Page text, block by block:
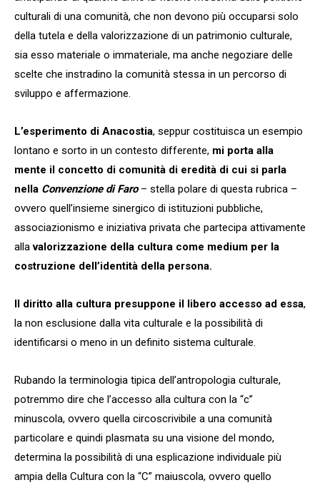
culturali di una comunità, che non devono più occuparsi solo
della tutela e della valorizzazione di un patrimonio culturale,
sia esso materiale o immateriale, ma anche negoziare delle
scelte che instradino la comunità stessa in un percorso di
sviluppo e affermazione.
L’esperimento di Anacostia, seppur costituisca un esempio
lontano e sorto in un contesto differente, mi porta alla
mente il concetto di comunità di eredità di cui si parla
nella Convenzione di Faro– stella polare di questa rubrica –
ovvero quell’insieme sinergico di istituzioni pubbliche,
associazionismo e iniziativa privata che partecipa attivamente
allavalorizzazione della cultura come medium per la
costruzione dell’identità della persona.
Il diritto alla cultura presuppone il libero accesso ad essa,
la non esclusione dalla vita culturale e la possibilità di
identificarsi o meno in un definito sistema culturale.
Rubando la terminologia tipica dell’antropologia culturale,
potremmo dire che l’accesso alla cultura con la “c”
minuscola, ovvero quella circoscrivibile a una comunità
particolare e quindi plasmata su una visione del mondo,
determina la possibilità di una esplicazione individuale più
ampia della Cultura con la “C” maiuscola, ovvero quello